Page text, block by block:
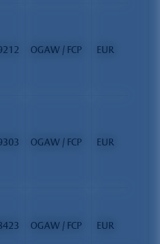
OGAW / FCP EUR
OGAW / FCP EUR
OGAW / FCP EUR